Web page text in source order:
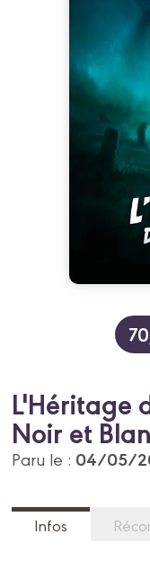
L'Héritage
Noir et
Paru le : 04/05/
Infos